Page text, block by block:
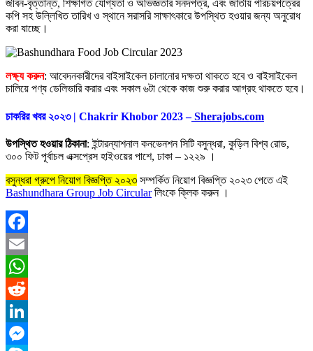
জীবন-বৃত্তান্ত, শিক্ষাগত যোগ্যতা ও অভিজ্ঞতার সনদপত্র, এবং জাতীয় পরিচয়পত্রের
কপি সহ উল্লিখিত তারিখ ও স্থানে সরাসরি সাক্ষাৎকারে উপস্থিত হওয়ার জন্য অনুরোধ
করা যাচ্ছে।
লক্ষ্য করুন: আবেদনকারীদের বাইসাইকেল চালানোর দক্ষতা থাকতে হবে ও বাইসাইকেল
চালিয়ে পণ্য ডেলিভারি করার এবং সকাল ৬টা থেকে কাজ শুরু করার আগ্রহ থাকতে হবে।
চাকরির খবর ২০২৩ | Chakrir Khobor 2023 –Sherajobs.com
উপস্থিত হওয়ার ঠিকানা: ইন্টারন্যাশনাল কনভেনশন সিটি বসুন্ধরা, কুড়িল বিশ্ব রোড,
৩০০ ফিট পূর্বাচল এক্সপ্রেস হাইওয়ের পাশে, ঢাকা – ১২২৯ ।
বসুন্ধরা গ্রুপে নিয়োগ বিজ্ঞপ্তি ২০২৩ সম্পর্কিত নিয়োগ বিজ্ঞপ্তি ২০২৩ পেতে এই
Bashundhara Group Job Circularলিংকে ক্লিক করুন ।
Facebook
Email
WhatsApp
Reddit
LinkedIn